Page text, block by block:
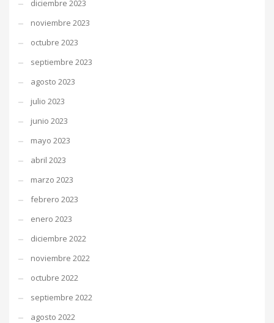
diciembre 2023
noviembre 2023
octubre 2023
septiembre 2023
agosto 2023
julio 2023
junio 2023
mayo 2023
abril 2023
marzo 2023
febrero 2023
enero 2023
diciembre 2022
noviembre 2022
octubre 2022
septiembre 2022
agosto 2022